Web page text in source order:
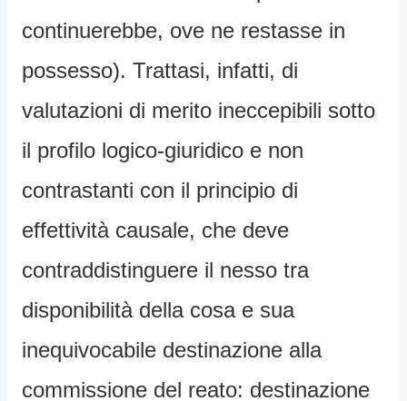
continuerebbe, ove ne restasse in
possesso). Trattasi, infatti, di
valutazioni di merito ineccepibili sotto
il profilo logico-giuridico e non
contrastanti con il principio di
effettività causale, che deve
contraddistinguere il nesso tra
disponibilità della cosa e sua
inequivocabile destinazione alla
commissione del reato: destinazione